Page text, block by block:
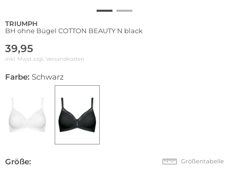
TRIUMPH
BH ohne Bügel COTTON BEAUTY N black
39,95
inkl. Mwst zzgl. Versandkosten
Farbe: Schwarz
Größe: Größentabelle